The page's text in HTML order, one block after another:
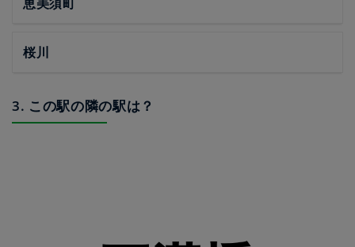
桜川
3. この駅の隣の駅は？